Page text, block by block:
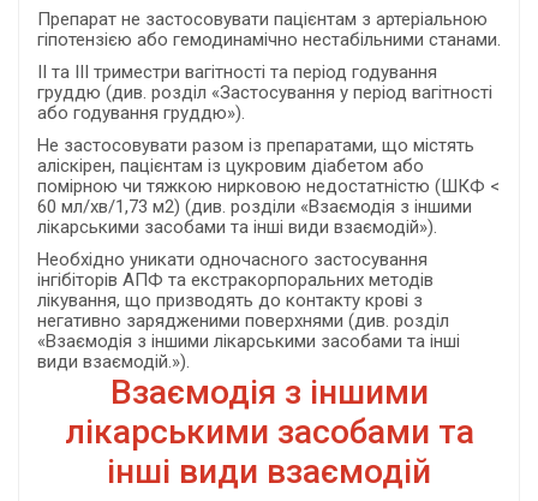
Препарат не застосовувати пацієнтам з артеріальною
гіпотензією або гемодинамічно нестабільними станами.
II та III триместри вагітності та період годування
груддю (див. розділ «Застосування у період вагітності
або годування груддю»).
Не застосовувати разом із препаратами, що містять
аліскірен, пацієнтам із цукровим діабетом або
помірною чи тяжкою нирковою недостатністю (ШКФ <
60 мл/хв/1,73 м2) (див. розділи «Взаємодія з іншими
лікарськими засобами та інші види взаємодій»).
Необхідно уникати одночасного застосування
інгібіторів АПФ та екстракорпоральних методів
лікування, що призводять до контакту крові з
негативно зарядженими поверхнями (див. розділ
«Взаємодія з іншими лікарськими засобами та інші
види взаємодій.»).
Взаємодія з іншими
лікарськими засобами та
інші види взаємодій